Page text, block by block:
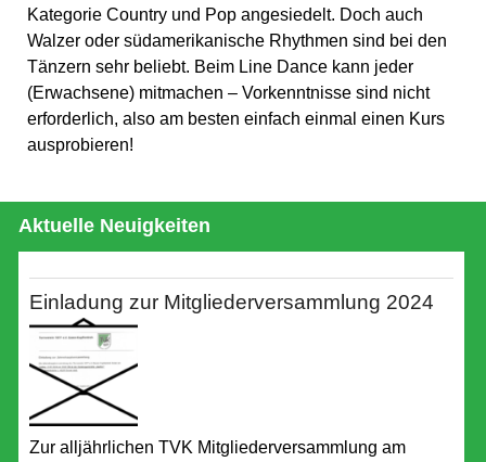
Kategorie Country und Pop angesiedelt. Doch auch
Walzer oder südamerikanische Rhythmen sind bei den
Tänzern sehr beliebt. Beim Line Dance kann jeder
(Erwachsene) mitmachen – Vorkenntnisse sind nicht
erforderlich, also am besten einfach einmal einen Kurs
ausprobieren!
Aktuelle Neuigkeiten
Einladung zur Mitgliederversammlung 2024
Zur alljährlichen TVK Mitgliederversammlung am